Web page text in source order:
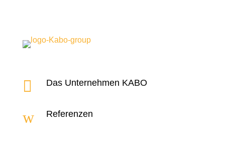
 Das Unternehmen KABO
w Referenzen